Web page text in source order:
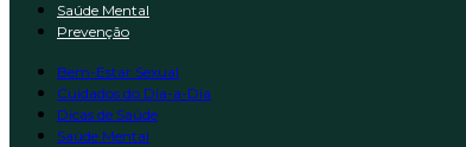
Saúde Mental
Prevenção
Bem-Estar Sexual
Cuidados do Dia-a-Dia
Dicas de Saúde
Saúde Mental